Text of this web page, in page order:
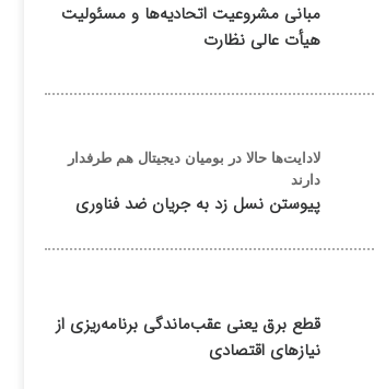
مبانی مشروعیت اتحادیه‌ها و مسئولیت
هیأت عالی نظارت
لادایت‌ها حالا در بومیان دیجیتال هم طرفدار
دارند
پیوستن نسل زد به جریان ضد فناوری
قطع برق یعنی عقب‌ماندگی برنامه‌ریزی از
نیازهای اقتصادی